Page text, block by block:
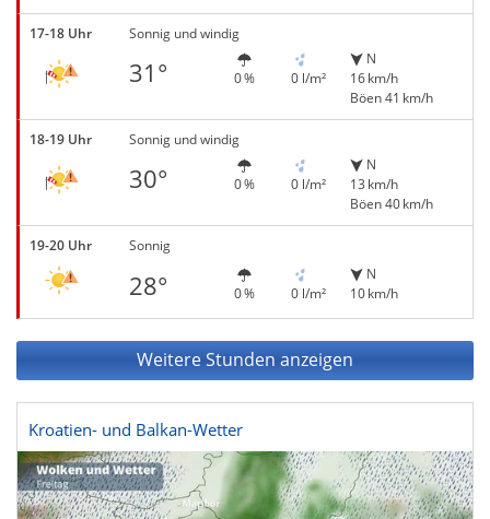
17-18 Uhr Sonnig und windig
31° 0 % 0 l/m²
N
16 km/h
Böen 41 km/h
18-19 Uhr Sonnig und windig
30° 0 % 0 l/m²
N
13 km/h
Böen 40 km/h
19-20 Uhr Sonnig
28° 0 % 0 l/m²
N
10 km/h
Weitere Stunden anzeigen
Kroatien- und Balkan-Wetter